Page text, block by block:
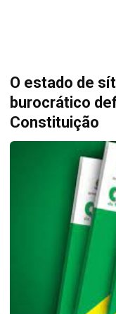
O estado de
burocrático
Constituição